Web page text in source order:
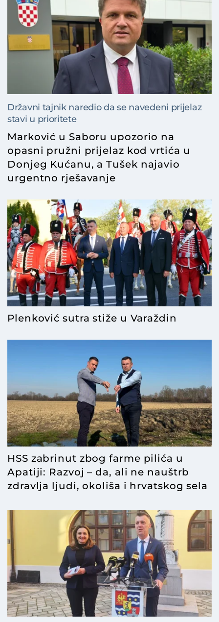
Državni tajnik naredio da se navedeni prijelaz
stavi u prioritete
Marković u Saboru upozorio na
opasni pružni prijelaz kod vrtića u
Donjeg Kućanu, a Tušek najavio
urgentno rješavanje
Plenković sutra stiže u Varaždin
HSS zabrinut zbog farme pilića u
Apatiji: Razvoj – da, ali ne nauštrb
zdravlja ljudi, okoliša i hrvatskog sela